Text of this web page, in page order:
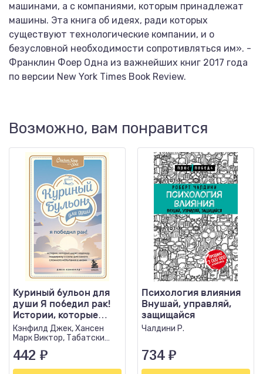
машинами, а с компаниями, которым принадлежат
машины. Эта книга об идеях, ради которых
существуют технологические компании, и о
безусловной необходимости сопротивляться им». -
Франклин Фоер Одна из важнейших книг 2017 года
по версии New York Times Book Review.
Возможно, вам понравится
Куриный бульон для
души Я победил рак!
Истории, которые
дарят надежду,
поддержк
Кэнфилд Джек, Хансен
Марк Виктор, Табатски
442 ₽
Психология влияния
Внушай, управляй,
защищайся
Чалдини Р.
734 ₽